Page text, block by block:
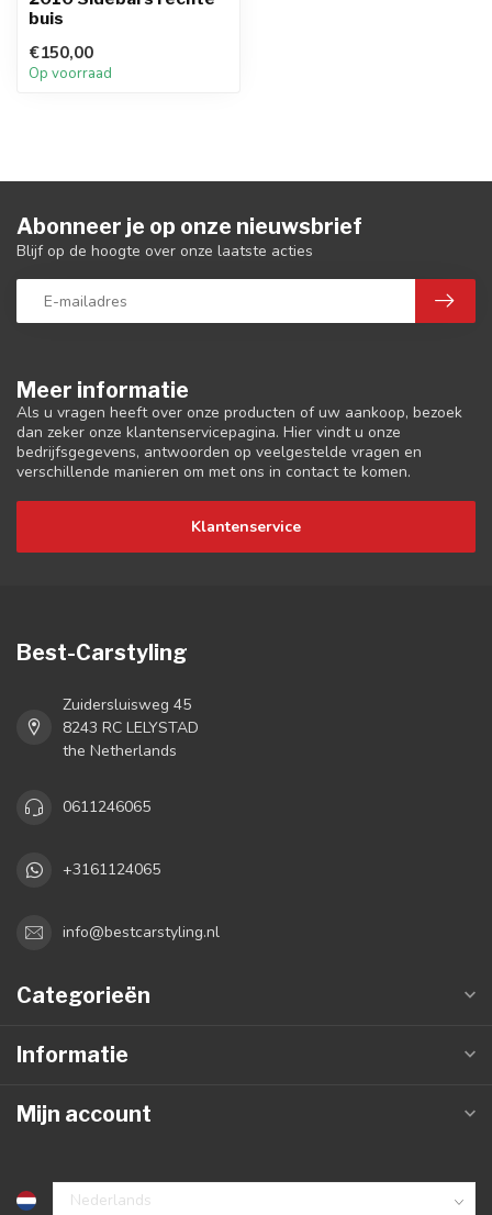
buis
€150,00
Op voorraad
Meer informatie
Als u vragen heeft over onze producten of uw aankoop, bezoek
dan zeker onze klantenservicepagina. Hier vindt u onze
bedrijfsgegevens, antwoorden op veelgestelde vragen en
verschillende manieren om met ons in contact te komen.
Klantenservice
Abonneer je op onze nieuwsbrief
Blijf op de hoogte over onze laatste acties
Best-Carstyling
Zuidersluisweg 45
8243 RC LELYSTAD
the Netherlands
0611246065
+3161124065
info@bestcarstyling.nl
Categorieën
Informatie
Mijn account